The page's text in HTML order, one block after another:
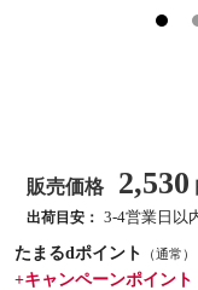
販売価格 2,530
出荷目安： 3-4営業日以
たまるdポイント
（通常）
+キャンペーンポイント